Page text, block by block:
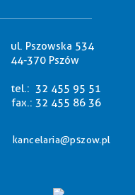
ul. Pszowska 534
44-370 Pszów
tel.: 32 455 95 51
fax.: 32 455 86 36
kancelaria@pszow.pl